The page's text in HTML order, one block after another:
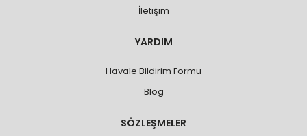
İletişim
YARDIM
Havale Bildirim Formu
Blog
SÖZLEŞMELER